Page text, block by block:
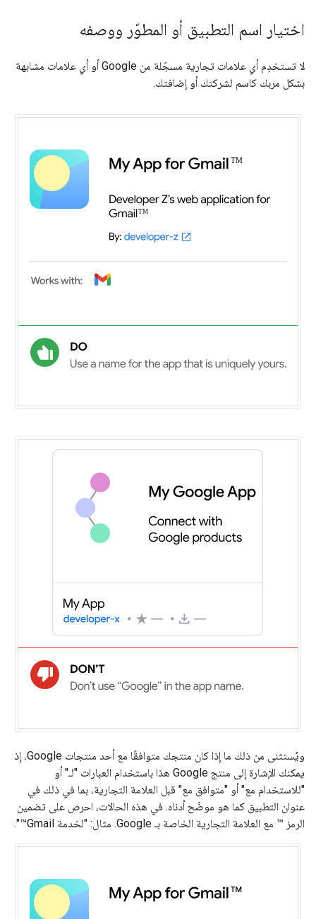
اختيار اسم التطبيق أو المطوّر ووصفه
لا تستخدِم أي علامات تجارية مسجّلة من Google أو أي علامات مشابهة
بشكل مربك كاسم لشركتك أو إضافتك.
ويُستثنى من ذلك ما إذا كان منتجك متوافقًا مع أحد منتجات Google، إذ
يمكنك الإشارة إلى منتج Google هذا باستخدام العبارات "لـ" أو
"للاستخدام مع" أو "متوافق مع" قبل العلامة التجارية، بما في ذلك في
عنوان التطبيق كما هو موضّح أدناه. في هذه الحالات، احرص على تضمين
الرمز ™ مع العلامة التجارية الخاصة بـ Google. مثال: "لخدمة Gmail™".